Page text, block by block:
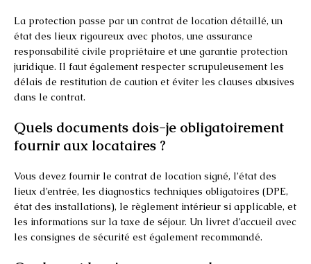
La protection passe par un contrat de location détaillé, un
état des lieux rigoureux avec photos, une assurance
responsabilité civile propriétaire et une garantie protection
juridique. Il faut également respecter scrupuleusement les
délais de restitution de caution et éviter les clauses abusives
dans le contrat.
Quels documents dois-je obligatoirement
fournir aux locataires ?
Vous devez fournir le contrat de location signé, l’état des
lieux d’entrée, les diagnostics techniques obligatoires (DPE,
état des installations), le règlement intérieur si applicable, et
les informations sur la taxe de séjour. Un livret d’accueil avec
les consignes de sécurité est également recommandé.